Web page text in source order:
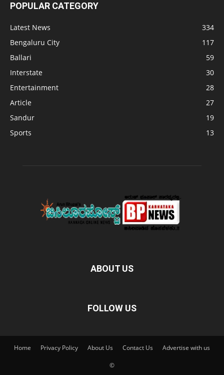
POPULAR CATEGORY
Latest News
334
Bengaluru City
117
Ballari
59
Interstate
30
Entertainment
28
Article
27
Sandur
19
Sports
13
ABOUT US
FOLLOW US
Home Privacy Policy About Us Contact Us Advertise with us
©